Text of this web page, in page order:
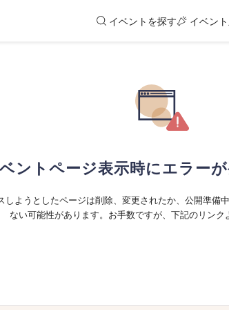
イベントを探す イベン
ントページ表示時にエラーが
しようとしたページは削除、変更されたか、公開準備
ない可能性があります。お手数ですが、下記のリンク